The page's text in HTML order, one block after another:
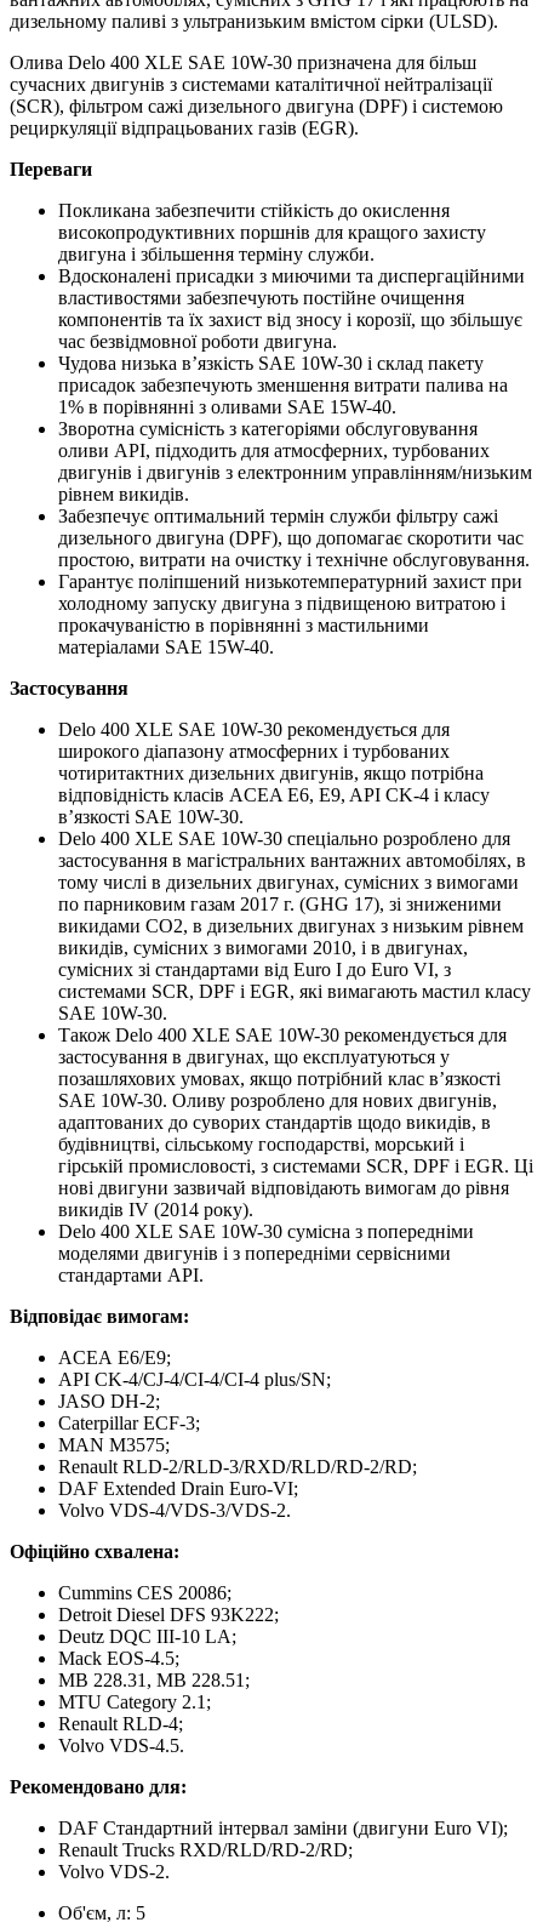
дизельному паливі з ультранизьким вмістом сірки (ULSD).
Олива Delo 400 XLE SAE 10W-30 призначена для більш
сучасних двигунів з системами каталітичної нейтралізації
(SCR), фільтром сажі дизельного двигуна (DPF) і системою
рециркуляції відпрацьованих газів (EGR).
Переваги
Покликана забезпечити стійкість до окислення
високопродуктивних поршнів для кращого захисту
двигуна і збільшення терміну служби.
Вдосконалені присадки з миючими та диспергаційними
властивостями забезпечують постійне очищення
компонентів та їх захист від зносу і корозії, що збільшує
час безвідмовної роботи двигуна.
Чудова низька в’язкість SAE 10W-30 і склад пакету
присадок забезпечують зменшення витрати палива на
1% в порівнянні з оливами SAE 15W-40.
Зворотна сумісність з категоріями обслуговування
оливи API, підходить для атмосферних, турбованих
двигунів і двигунів з електронним управлінням/низьким
рівнем викидів.
Забезпечує оптимальний термін служби фільтру сажі
дизельного двигуна (DPF), що допомагає скоротити час
простою, витрати на очистку і технічне обслуговування.
Гарантує поліпшений низькотемпературний захист при
холодному запуску двигуна з підвищеною витратою і
прокачуваністю в порівнянні з мастильними
матеріалами SAE 15W-40.
Застосування
Delo 400 XLE SAE 10W-30 рекомендується для
широкого діапазону атмосферних і турбованих
чотиритактних дизельних двигунів, якщо потрібна
відповідність класів ACEA E6, E9, API CK-4 і класу
в’язкості SAE 10W-30.
Delo 400 XLE SAE 10W-30 спеціально розроблено для
застосування в магістральних вантажних автомобілях, в
тому числі в дизельних двигунах, сумісних з вимогами
по парниковим газам 2017 г. (GHG 17), зі зниженими
викидами CO2, в дизельних двигунах з низьким рівнем
викидів, сумісних з вимогами 2010, і в двигунах,
сумісних зі стандартами від Euro I до Euro VI, з
системами SCR, DPF і EGR, які вимагають мастил класу
SAE 10W-30.
Також Delo 400 XLE SAE 10W-30 рекомендується для
застосування в двигунах, що експлуатуються у
позашляхових умовах, якщо потрібний клас в’язкості
SAE 10W-30. Оливу розроблено для нових двигунів,
адаптованих до суворих стандартів щодо викидів, в
будівництві, сільському господарстві, морський і
гірській промисловості, з системами SCR, DPF і EGR. Ці
нові двигуни зазвичай відповідають вимогам до рівня
викидів IV (2014 року).
Delo 400 XLE SAE 10W-30 сумісна з попередніми
моделями двигунів і з попередніми сервісними
стандартами API.
Відповідає вимогам:
ACEA E6/E9;
API CK-4/CJ-4/CI-4/CI-4 plus/SN;
JASO DH-2;
Caterpillar ECF-3;
MAN M3575;
Renault RLD-2/RLD-3/RXD/RLD/RD-2/RD;
DAF Extended Drain Euro-VI;
Volvo VDS-4/VDS-3/VDS-2.
Офіційно схвалена:
Cummins CES 20086;
Detroit Diesel DFS 93K222;
Deutz DQC III-10 LA;
Mack EOS-4.5;
MB 228.31, MB 228.51;
MTU Category 2.1;
Renault RLD-4;
Volvo VDS-4.5.
Рекомендовано для:
DAF Стандартний інтервал заміни (двигуни Euro VI);
Renault Trucks RXD/RLD/RD-2/RD;
Volvo VDS-2.
Об'єм, л: 5